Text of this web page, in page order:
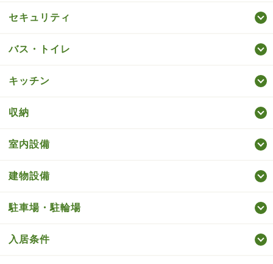
セキュリティ
バス・トイレ
キッチン
収納
室内設備
建物設備
駐車場・駐輪場
入居条件